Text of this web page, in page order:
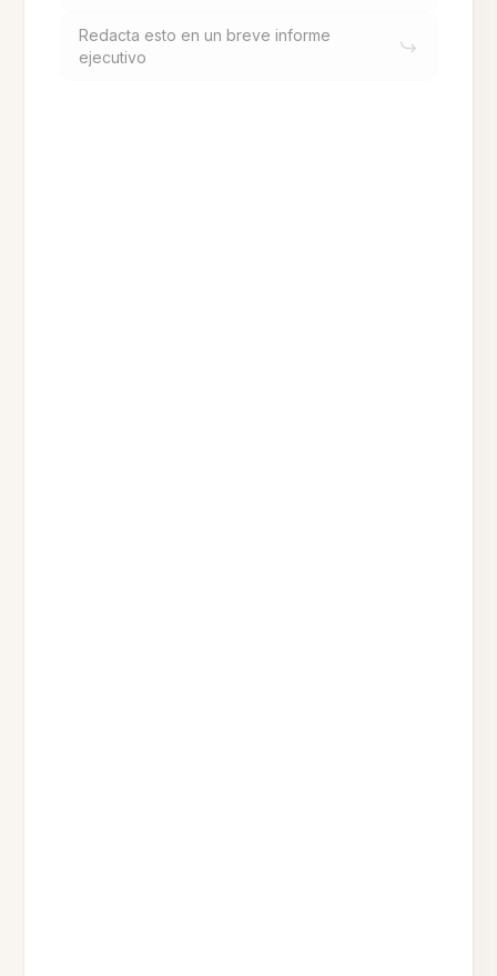
Redacta esto en un breve informe
ejecutivo